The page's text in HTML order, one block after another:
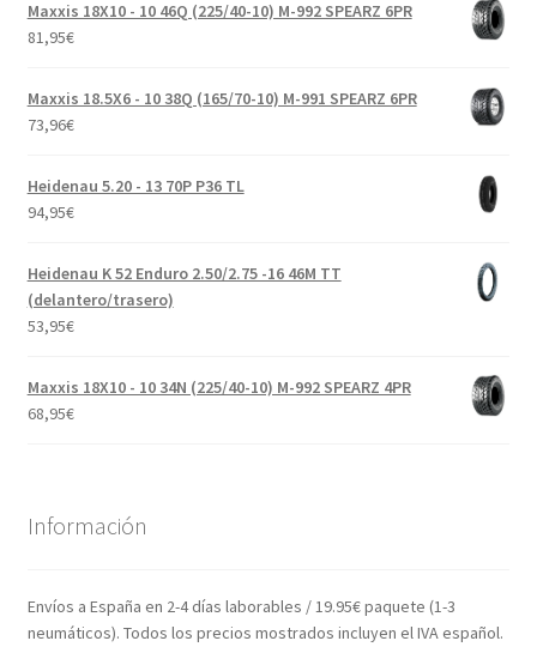
Maxxis 18X10 - 10 46Q (225/40-10) M-992 SPEARZ 6PR
81,95€
Maxxis 18.5X6 - 10 38Q (165/70-10) M-991 SPEARZ 6PR
73,96€
Heidenau 5.20 - 13 70P P36 TL
94,95€
Heidenau K 52 Enduro 2.50/2.75 -16 46M TT
(delantero/trasero)
53,95€
Maxxis 18X10 - 10 34N (225/40-10) M-992 SPEARZ 4PR
68,95€
Información
Envíos a España en 2-4 días laborables / 19.95€ paquete (1-3
neumáticos). Todos los precios mostrados incluyen el IVA español.